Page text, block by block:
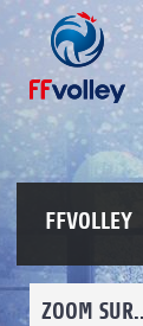
FFVOLLEY
ZOOM